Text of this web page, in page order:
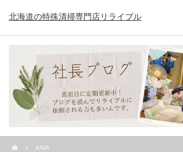
北海道の特殊清掃専門店リライブル
ASIA